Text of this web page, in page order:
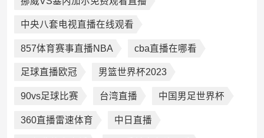
中央八套电视直播在线观看
857体育赛事直播NBA cba直播在哪看
足球直播欧冠 男篮世界杯2023
90vs足球比赛 台湾直播 中国男足世界杯
360直播雷速体育 中日直播